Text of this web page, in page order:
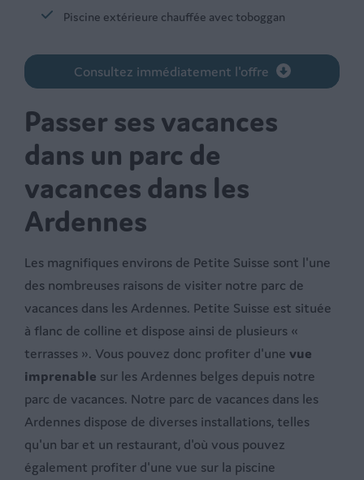
Piscine extérieure chauffée avec toboggan
Consultez immédiatement l'offre
Passer ses vacances
dans un parc de
vacances dans les
Ardennes
Les magnifiques environs de Petite Suisse sont l'une
des nombreuses raisons de visiter notre parc de
vacances dans les Ardennes. Petite Suisse est située
à flanc de colline et dispose ainsi de plusieurs «
terrasses ». Vous pouvez donc profiter d'unevue
imprenable sur les Ardennes belges depuis notre
parc de vacances. Notre parc de vacances dans les
Ardennes dispose de diverses installations, telles
qu'un bar et un restaurant, d'où vous pouvez
également profiter d'une vue sur la piscine